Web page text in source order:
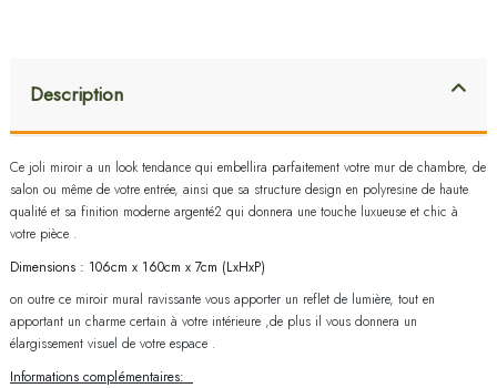
Description
Ce joli miroir a un look tendance qui embellira parfaitement votre mur de chambre, de
salon ou même de votre entrée, ainsi que sa structure design en polyresine de haute
qualité et sa finition moderne argenté2 qui donnera une touche luxueuse et chic à
votre pièce .
Dimensions : 106cm x 160cm x 7cm (LxHxP)
on outre ce miroir mural ravissante vous apporter un reflet de lumière, tout en
apportant un charme certain à votre intérieure ,de plus il vous donnera un
élargissement visuel de votre espace .
Informations complémentaires: